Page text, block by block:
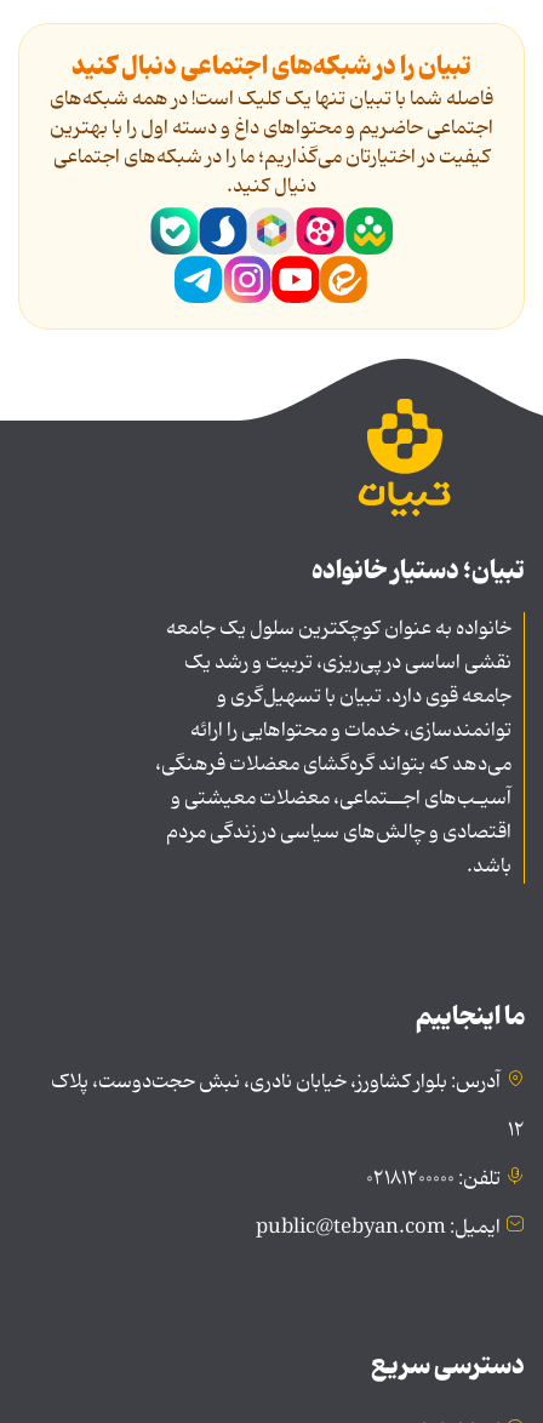
تبیان را در شبکه‌های اجتماعی دنبال کنید
فاصله شما با تبیان تنها یک کلیک است! در همه شبکه‌های
اجتماعی حاضریم و محتواهای داغ و دسته اول را با بهترین
کیفیت در اختیارتان می‌گذاریم؛ ما را در شبکه‌های اجتماعی
دنیال کنید.
تبیان؛ دستیار خانواده
خانواده به عنوان کوچکترین سلول یک جامعه
نقشی اساسی در پی‌ریزی، تربیت و رشد یک
جامعه قوی دارد. تبیان با تسهیل‌گری و
توانمندسازی، خدمات و محتواهایی را ارائه
می‌دهد که بتواند گره‌گشای معضلات فرهنگی،
آسیـب‌های اجــتماعی، معضلات معیشتی و
اقتصادی و چالش‌های سیاسی در زندگی مردم
باشد.
ما اینجاییم
آدرس: بلوار کشاورز، خیابان نادری، نبش حجت‌دوست، پلاک
۱۲
تلفن: ۰۲۱۸۱۲۰۰۰۰۰
ایمیل: public@tebyan.com
دسترسی سریع